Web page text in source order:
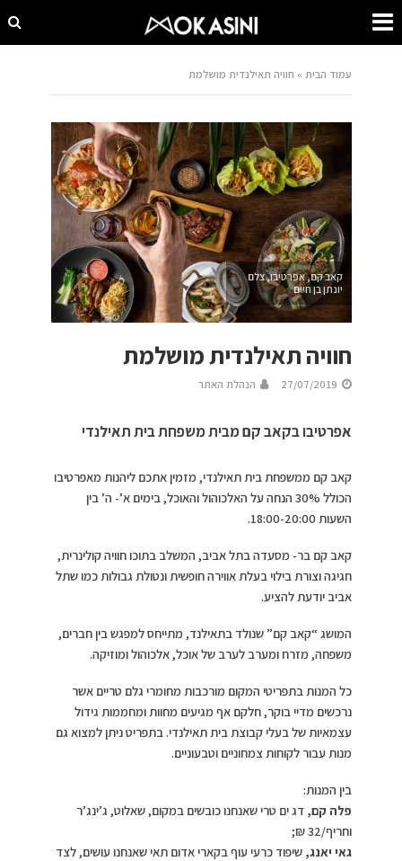
עמוד הבית » חוויה תאילנדית מושלמת
קאב קם, אפרטיבו, צלם
יונתן בן חיים
חוויה תאילנדית מושלמת
27/07/2019 הנהלת האתר
אפרטיבו בקאב קם מבית משפחת בית תאילנדי
קאב קם ממשפחת בית תאילנדי, מזמין אתכם ליהנות מאפרטיבו
הכולל 30% הנחה על האלכוהול והאוכל, בימים א’- ה’ בין
השעות 18:00-20:00.
קאב קם בר- מסעדה בתל אביב, המשלב בתוכו חוויה קולינרית,
חגיגה וצורת בילוי בעלת אווירה חופשית ונטולת גבולות כמו שתל
אביב יודעת להציע.
המושג “קאב קם” שנולד בתאילנד, מתייחס למפגש בין חברים,
משפחה, מזרח ומערב לערב של אוכל, אלכוהול ומוזיקה.
כל המנות בתפריטי המקום מורכבות מחומרי גלם טריים אשר
נרכשים מדיי בוקר, חלקם אף מגיעים מחוות ומחממות גידול
עצמאיות של בעלי קבוצת בית תאילנדי. בתפריט ניתן למצוא גם
מנות עבור לקוחות צמחוניים וטבעוניים.
בין המנות:
פלה קם,דג ים טרי שאנחנו כובשים במקום, שאלוט, ג’ינג’ר
וחריף/32 ₪;
גאי יאנג,שיפוד כרעי עוף בקארי אדום תאי שאנחנו עושים, לצד